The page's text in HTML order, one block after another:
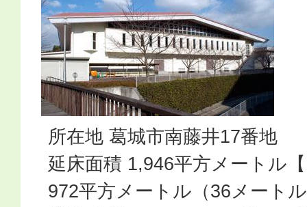
所在地 葛城市南藤井17番地
延床面積 1,946平方メートル
972平方メートル（36メート